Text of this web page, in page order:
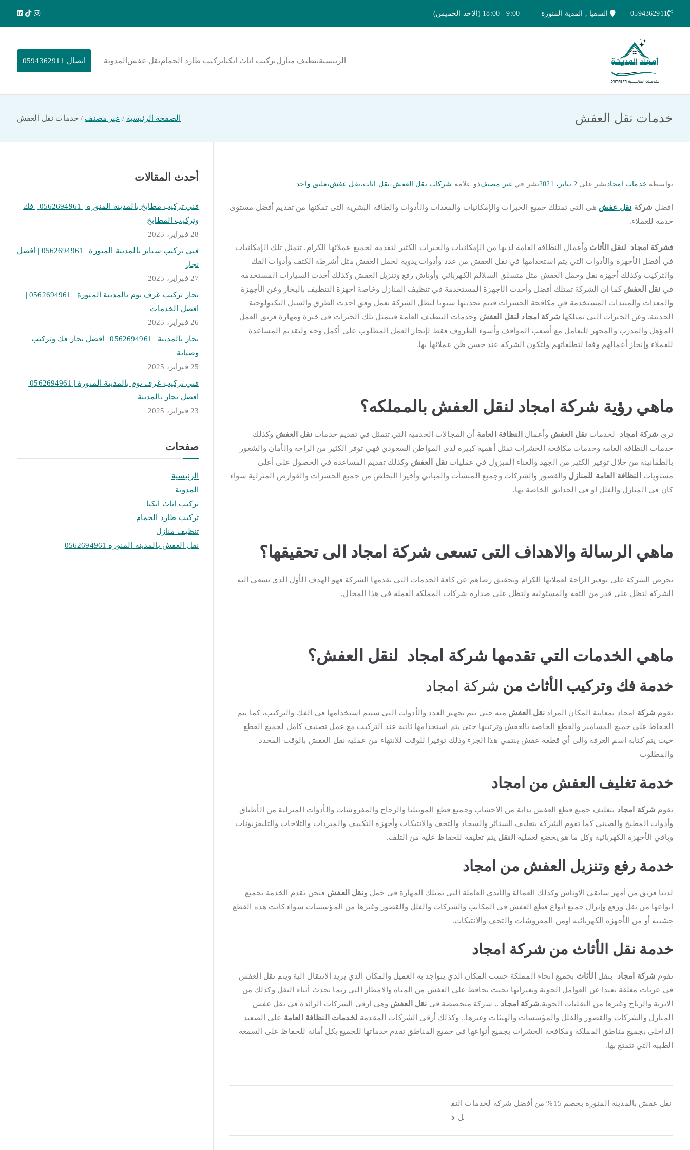
0594362911 السقيا , المدية المنورة
الرئيسيةتنظيف منازلتركيب اثاث ايكياتركيب طارد الحمامنقل عفش المدونة اتصال 0594362911
خدمات نقل العفش الصفحة الرئيسية غير مصنف خدمات نقل العفش
بواسطة خدمات امجاد نشر على 2 يناير، 2021 نشر في غير مصنفذو علامة شركات نقل العفش،نقل اثاث،نقل عفشتعليق واحد
نقل
افضل شركة نقل عفش هي التي تمتلك جميع الخبرات والإمكانيات والمعدات والأدوات والطاقة البشرية التي تمكنها من تقديم أفضل مستوى
خدمة للعملاء.
فشركة امجاد لنقل الأثاث وأعمال النظافة العامة لديها من الإمكانيات والخبرات الكثير لتقدمه لجميع عملائها الكرام. تتمثل تلك الإمكانيات
في أفضل الأجهزة والأدوات التي يتم استخدامها في نقل العفش من عدد وأدوات يدوية لحمل العفش مثل أشرطة الكتف وأدوات الفك
والتركيب وكذلك أجهزة نقل وحمل العفش مثل متسلق السلالم الكهربائي وأوناش رفع وتنزيل العفش وكذلك أحدث السيارات المستخدمة
في نقل العفش كما ان الشركة تمتلك أفضل وأحدث الأجهزة المستخدمة في تنظيف المنازل وخاصة أجهزة التنظيف بالبخار وعن الأجهزة
والمعدات والمبيدات المستخدمة في مكافحة الحشرات فيتم تحديثها سنويا لتظل الشركة تعمل وفق أحدث الطرق والسبل التكنولوجية
الحديثة. وعن الخبرات التي تمتلكها شركة امجاد لنقل العفش وخدمات التنظيف العامة فتتمثل تلك الخبرات في خبرة ومهارة فريق العمل
المؤهل والمدرب والمجهز للتعامل مع أصعب المواقف وأسوء الظروف فقط لإنجاز العمل المطلوب على أكمل وجه ولتقديم المساعدة
للعملاء وإنجاز أعمالهم وفقا لتطلعاتهم ولتكون الشركة عند حسن ظن عملائها بها.
ماهي رؤية شركة امجاد لنقل العفش بالمملكه؟
ترى شركة امجاد لخدمات نقل العفش وأعمال النظافة العامة أن المجالات الخدمية التي تتمثل في تقديم خدماتنقل العفش وكذلك
خدمات النظافة العامة وخدمات مكافحة الحشرات تمثل أهمية كبيرة لدى المواطن السعودي فهي توفر الكثير من الراحة والأمان والشعور
بالطمأنينة من خلال توفير الكثير من الجهد والعناء المبزول في عمليات نقل العفش وكذلك تقديم المساعدة في الحصول على أعلى
مستويات
النظافة العامة للمنازل والقصور والشركات وجميع المنشآت والمباني وأخيرا التخلص من جميع الحشرات والقوارض المنزلية سواء
كان في المنازل والفلل او في الحدائق الخاصة بها.
ماهي الرسالة والاهداف التى تسعى شركة امجاد الى تحقيقها؟
تحرص الشركة على توفير الراحة لعملائها الكرام وتحقيق رضاهم عن كافة الخدمات التي تقدمها الشركة فهو الهدف الأول الذي تسعى اليه
الشركة لتظل على قدر من الثقة والمسئولية ولتظل على صدارة شركات المملكة العملة في هذا المجال.
ماهي الخدمات التي تقدمها شركة امجاد لنقل العفش؟
خدمة فك وتركيب الأثاث من شركة امجاد
تقوم شركة امجاد بمعاينة المكان المراد نقل العفش منه حتى يتم تجهيز العدد والأدوات التي سيتم استخدامها في الفك والتركيب، كما يتم
الحفاظ على جميع المسامير والقطع الخاصة بالعفش وترتيبها حتى يتم استخدامها ثانية عند التركيب مع عمل تصنيف كامل لجميع القطع
حيث يتم كتابة اسم الغرفة والى أي قطعة عفش ينتمي هذا الجزء وذلك توفيرا للوقت للانتهاء من عملية نقل العفش بالوقت المحدد
والمطلوب
خدمة تغليف العفش من امجاد
تقوم شركة امجاد بتغليف جميع قطع العفش بداية من الاخشاب وجميع قطع الموبيليا والزجاج والمفروشات والأدوات المنزلية من الأطباق
وأدوات المطبخ والصيني كما تقوم الشركة بتغليف الستائر والسجاد والتحف والانتيكات وأجهزة التكييف والمبردات والثلاجات والتليفزيونات
وباقي الأجهزة الكهربائية وكل ما هو يخضع لعملية
النقل يتم تغليفه للحفاظ عليه من التلف.
خدمة رفع وتنزيل العفش من امجاد
لدينا فريق من أمهر سائقي الاوناش وكذلك العمالة والأيدي العاملة التي تمتلك المهارة في حمل ونقل العفش فنحن نقدم الخدمة بجميع
أنواعها من نقل ورفع وإنزال جميع أنواع قطع العفش في المكاتب والشركات والفلل والقصور وغيرها من المؤسسات سواء كانت هذه القطع
خشبية أو من الأجهزة الكهربائية اومن المفروشات والتحف والانتيكات.
خدمة نقل الأثاث من شركة امجاد
تقوم شركة امجاد بنقل الأثاث بجميع أنحاء المملكة حسب المكان الذي يتواجد به العميل والمكان الذي يريد الانتقال الية ويتم نقل العفش
في عربات مغلقة بعيدا عن العوامل الجوية وتغيراتها بحيث يحافظ على العفش من المياه والامطار التي ربما تحدث أثناء النقل وكذلك من
الاتربة والرياح وغيرها من التقلبات الجوية.شركة امجاد .. شركة متخصصة في نقل العفش وهي أرقى الشركات الرائدة في نقل عفش
المنازل والشركات والقصور والفلل والمؤسسات والهيئات وغيرها.. وكذلك أرقى الشركات المقدمة لخدمات النظافة العامة على الصعيد
الداخلي بجميع مناطق المملكة ومكافحة الحشرات بجميع أنواعها في جميع المناطق تقدم خدماتها للجميع بكل أمانة للحفاظ على السمعة
الطيبة التي تتمتع بها.
تصفّح
نقل عفش بالمدينة المنورة بخصم 15% من أفضل شركة لخدمات النق
ل
أحدث المقالات
فني تركيب مطابخ بالمدينة المنورة | 0562694961 | فك
وتركيب المطابخ
28 فبراير، 2025
فني تركيب ستاير بالمدينة المنورة | 0562694961 | افضل
نجار
27 فبراير، 2025
نجار تركيب غرف نوم بالمدينة المنورة | 0562694961 |
افضل الخدمات
26 فبراير، 2025
نجار بالمدينة | 0562694961 | افضل نجار فك وتركيب
وصيانة
25 فبراير، 2025
فني تركيب غرف نوم بالمدينة المنورة | 0562694961 |
افضل نجار بالمدينة
23 فبراير، 2025
صفحات
الرئيسية
المدونة
تركيب اثاث ايكيا
تركيب طارد الحمام
تنظيف منازل
نقل العفش بالمدينه المنوره 0562694961